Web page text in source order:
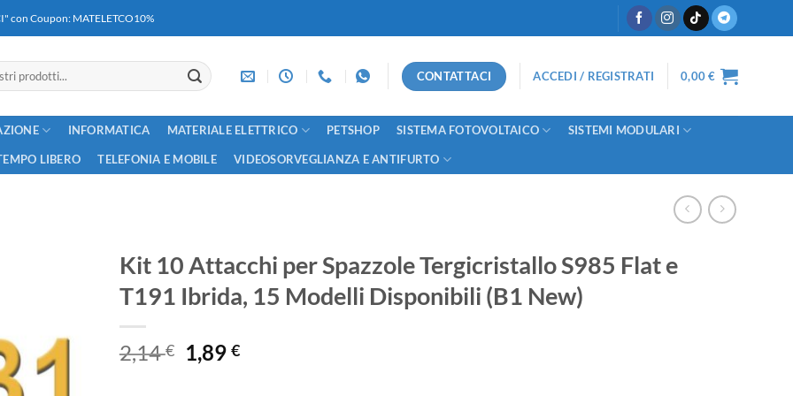
con Coupon: MATELETCO10%
CONTATTACI ACCEDI / REGISTRATI 0,00€
INFORMATICA MATERIALE ELETTRICO PETSHOP SISTEMA FOTOVOLTAICO SISTEMI MODULARI
LIBERO TELEFONIA E MOBILE VIDEOSORVEGLIANZA E ANTIFURTO
Kit 10 Attacchi per Spazzole Tergicristallo S985 Flat e
T191 Ibrida, 15 Modelli Disponibili (B1 New)
2,14€
Il
prezzo
1,89€Il